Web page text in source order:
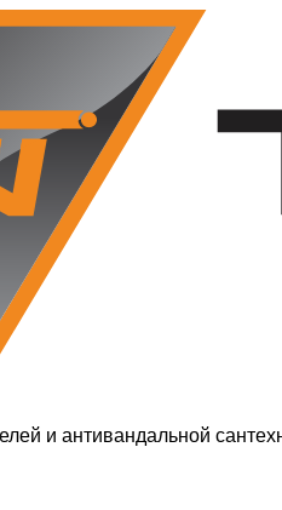
и антивандальной